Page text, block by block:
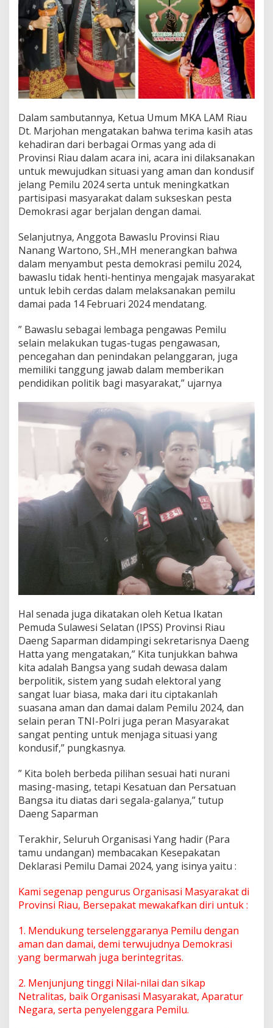
4
Dalam sambutannya, Ketua Umum MKA LAM Riau
Dt. Marjohan mengatakan bahwa terima kasih atas
kehadiran dari berbagai Ormas yang ada di
Provinsi Riau dalam acara ini, acara ini dilaksanakan
untuk mewujudkan situasi yang aman dan kondusif
jelang Pemilu 2024 serta untuk meningkatkan
partisipasi masyarakat dalam sukseskan pesta
Demokrasi agar berjalan dengan damai.
Selanjutnya, Anggota Bawaslu Provinsi Riau
Nanang Wartono, SH.,MH menerangkan bahwa
dalam menyambut pesta demokrasi pemilu 2024,
bawaslu tidak henti-hentinya mengajak masyarakat
untuk lebih cerdas dalam melaksanakan pemilu
damai pada 14 Februari 2024 mendatang.
” Bawaslu sebagai lembaga pengawas Pemilu
selain melakukan tugas-tugas pengawasan,
pencegahan dan penindakan pelanggaran, juga
memiliki tanggung jawab dalam memberikan
pendidikan politik bagi masyarakat,” ujarnya
Hal senada juga dikatakan oleh Ketua Ikatan
Pemuda Sulawesi Selatan (IPSS) Provinsi Riau
Daeng Saparman didampingi sekretarisnya Daeng
Hatta yang mengatakan,” Kita tunjukkan bahwa
kita adalah Bangsa yang sudah dewasa dalam
berpolitik, sistem yang sudah elektoral yang
sangat luar biasa, maka dari itu ciptakanlah
suasana aman dan damai dalam Pemilu 2024, dan
selain peran TNI-Polri juga peran Masyarakat
sangat penting untuk menjaga situasi yang
kondusif,” pungkasnya.
” Kita boleh berbeda pilihan sesuai hati nurani
masing-masing, tetapi Kesatuan dan Persatuan
Bangsa itu diatas dari segala-galanya,” tutup
Daeng Saparman
Terakhir, Seluruh Organisasi Yang hadir (Para
tamu undangan) membacakan Kesepakatan
Deklarasi Pemilu Damai 2024, yang isinya yaitu :
Kami segenap pengurus Organisasi Masyarakat di
Provinsi Riau, Bersepakat mewakafkan diri untuk :
1. Mendukung terselenggaranya Pemilu dengan
aman dan damai, demi terwujudnya Demokrasi
yang bermarwah juga berintegritas.
2. Menjunjung tinggi Nilai-nilai dan sikap
Netralitas, baik Organisasi Masyarakat, Aparatur
Negara, serta penyelenggara Pemilu.